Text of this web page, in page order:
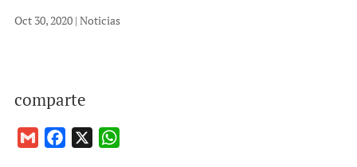
Oct 30, 2020| Noticias
comparte